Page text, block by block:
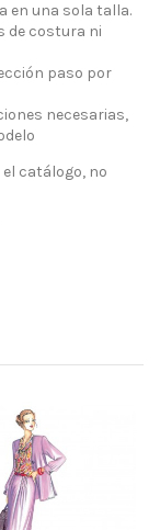
en una sola talla.
de costura ni
paso por
necesarias,
catálogo, no